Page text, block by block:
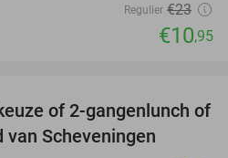
Regulier €23
€10,95
39%
of 2-gangenlunch of
Scheveningen